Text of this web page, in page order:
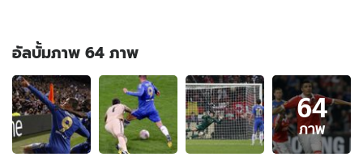
อัลบั้มภาพ 64 ภาพ
อัลบั้ม
ภาพ
64
ภาพ
ของ
64
ภาพ